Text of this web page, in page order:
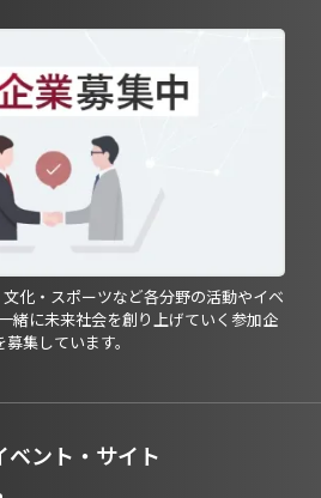
化・スポーツなど各分野の活動やイベ
緒に未来社会を創り上げていく参加企
募集しています。
ベント・サイト